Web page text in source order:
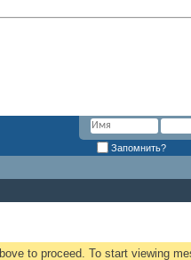
Запомнить?
to proceed. To start viewing